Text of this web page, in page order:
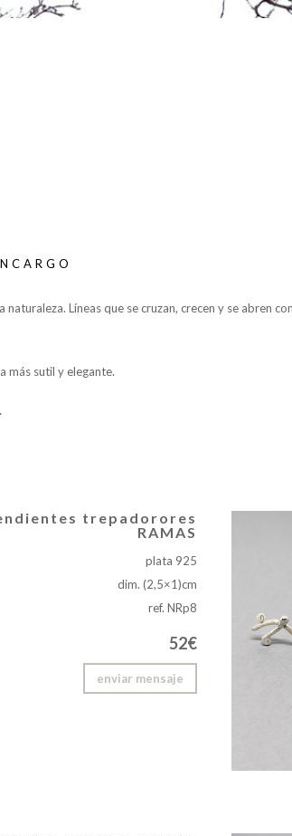
Líneas que se cruzan, crecen y se abren
más sutil y elegante.
trepadorores
RAMAS
plata 925
dim. (2,5×1)cm
ref. NRp8
52€
enviar mensaje